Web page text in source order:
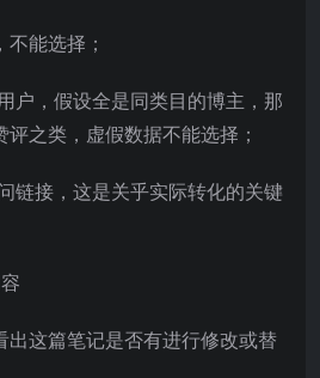
能选择；
户，假设全是同类目的博主，那
之类，虚假数据不能选择；
链接，这是关乎实际转化的关键
出这篇笔记是否有进行修改或替